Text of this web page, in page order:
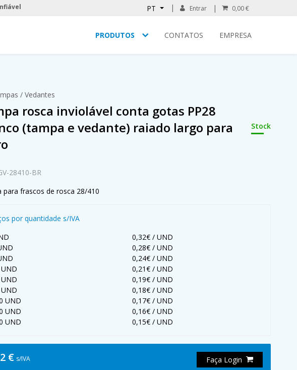
PT Entrar 0,00 €
PRODUTOS CONTATOS EMPRESA
/ Vedantes
rosca inviolável conta gotas PP28
(tampa e vedante) raiado largo para
Stock
28410-BR
para frascos de rosca 28/410
por quantidade s/IVA
0,32€ / UND
0,28€ / UND
0,24€ / UND
0,21€ / UND
0,19€ / UND
0,18€ / UND
UND
0,17€ / UND
UND
0,16€ / UND
UND
0,15€ / UND
€ s/IVA Faça Login